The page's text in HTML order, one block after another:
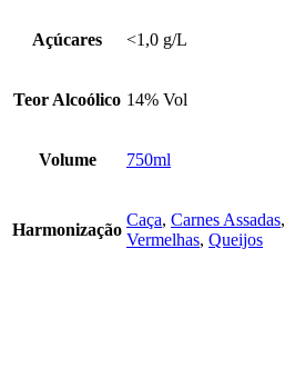
Açúcares <1,0 g/L
Teor Alcoólico 14% Vol
Volume 750ml
Harmonização
Caça, Carnes Assadas,
Vermelhas, Queijos